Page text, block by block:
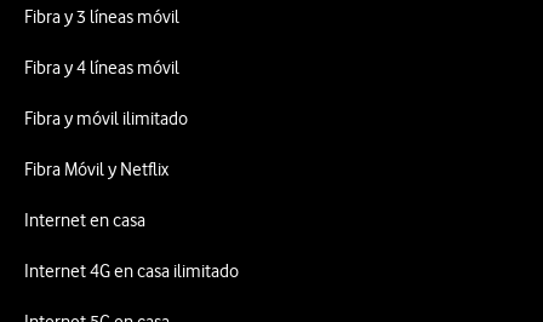
Fibra y 3 líneas móvil
Fibra y 4 líneas móvil
Fibra y móvil ilimitado
Fibra Móvil y Netflix
Internet en casa
Internet 4G en casa ilimitado